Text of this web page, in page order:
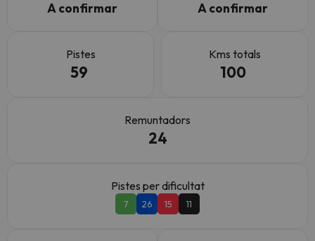
A confirmar A confirmar
Pistes
59
Kms totals
100
Remuntadors
24
Pistes per dificultat
7 26 15 11